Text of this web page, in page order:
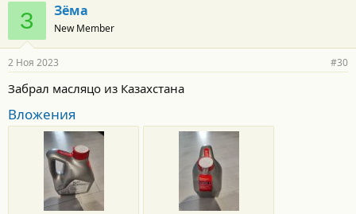
З Зёма
New Member
2 Ноя 2023 #30
Забрал масляцо из Казахстана
Вложения